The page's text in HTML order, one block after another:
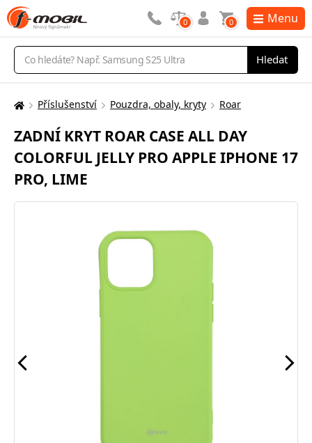
Vyhledávání
Hledat
0 0 Menu
Zde
nacházíte:
Příslušenství Pouzdra, obaly, kryty Roar
ZADNÍ KRYT ROAR CASE ALL DAY
COLORFUL JELLY PRO APPLE IPHONE 17
PRO, LIME